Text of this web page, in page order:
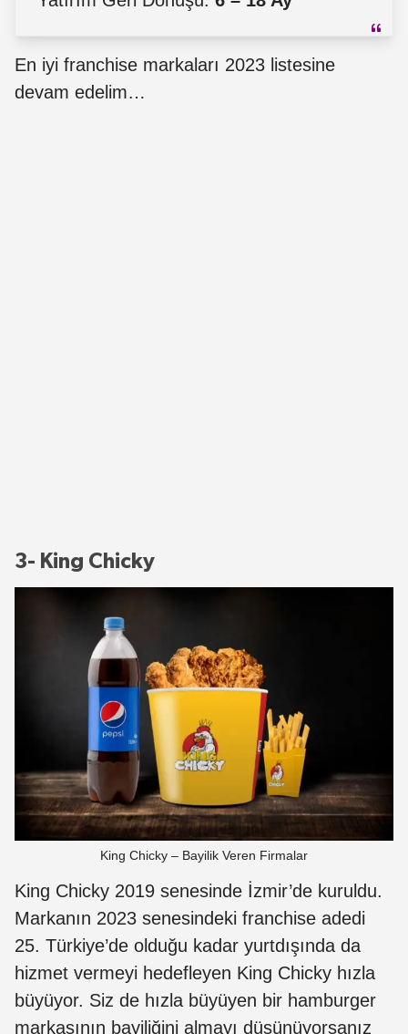
En iyi franchise markaları 2023 listesine
devam edelim…
3- King Chicky
King Chicky – Bayilik Veren Firmalar
King Chicky 2019 senesinde İzmir’de kuruldu.
Markanın 2023 senesindeki franchise adedi
25. Türkiye’de olduğu kadar yurtdışında da
hizmet vermeyi hedefleyen King Chicky hızla
büyüyor. Siz de hızla büyüyen bir hamburger
markasının bayiliğini almayı düşünüyorsanız